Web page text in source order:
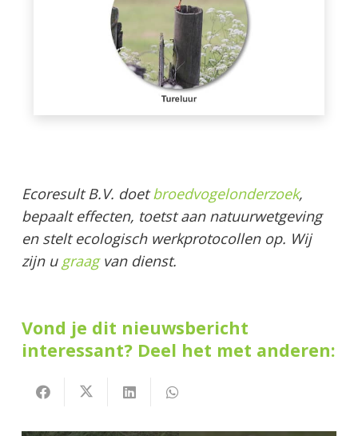
Ecoresult B.V. doet broedvogelonderzoek,
bepaalt effecten, toetst aan natuurwetgeving
en stelt ecologisch werkprotocollen op. Wij
zijn u graag van dienst.
Vond je dit nieuwsbericht
interessant? Deel het met anderen: